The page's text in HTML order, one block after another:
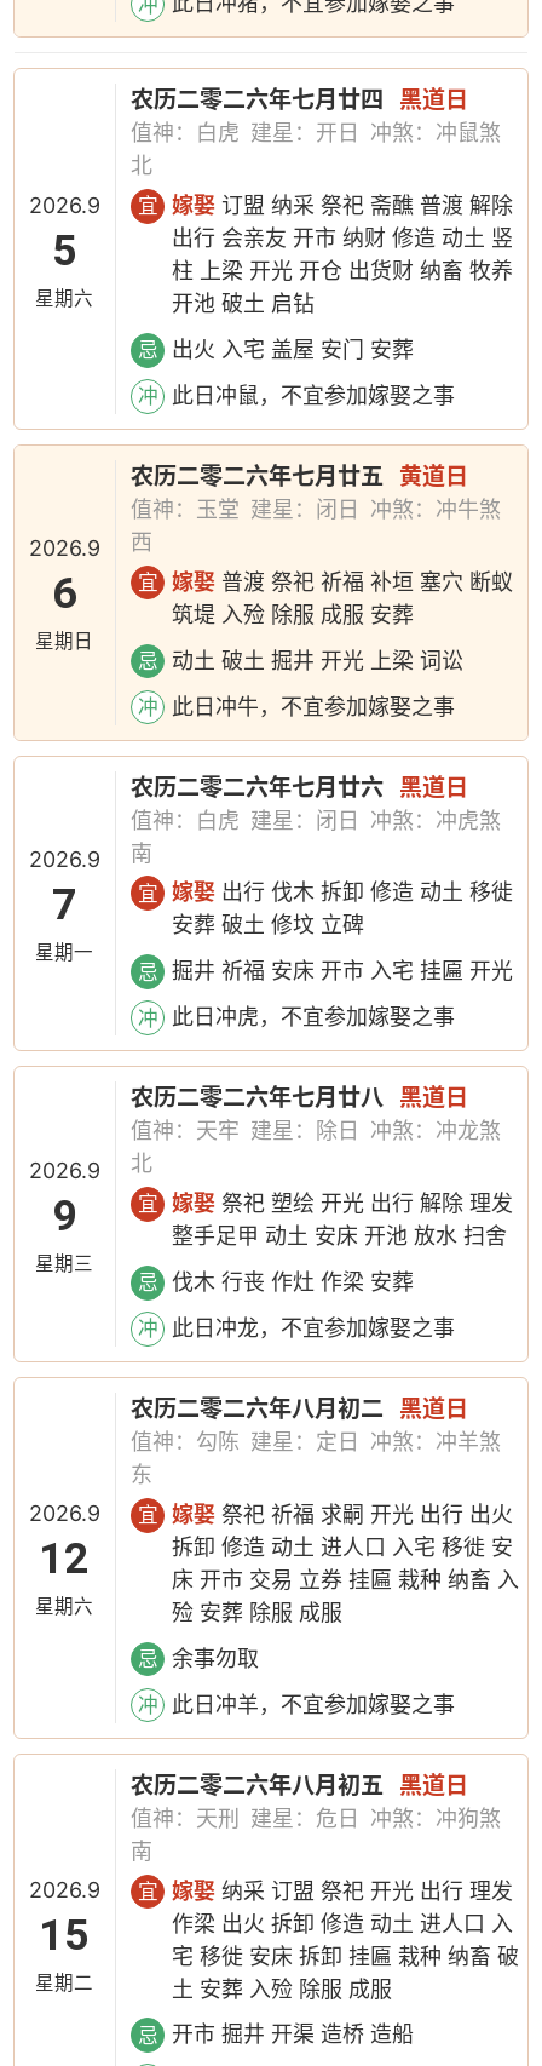
2026.9
5
星期六
农历二零二六年七月廿四 黑道日
值神：白虎 建星：开日
冲煞：冲鼠煞
北
宜 嫁娶 订盟 纳采 祭祀 斋醮 普渡 解除
出行 会亲友 开市 纳财 修造 动土 竖
柱 上梁 开光 开仓 出货财 纳畜 牧养
开池 破土 启钻
忌 出火 入宅 盖屋 安门 安葬
冲 此日冲鼠，不宜参加嫁娶之事
2026.9
6
星期日
农历二零二六年七月廿五 黄道日
值神：玉堂 建星：闭日
冲煞：冲牛煞
西
宜 嫁娶 普渡 祭祀 祈福 补垣 塞穴 断蚁
筑堤 入殓 除服 成服 安葬
忌 动土 破土 掘井 开光 上梁 词讼
冲 此日冲牛，不宜参加嫁娶之事
2026.9
7
星期一
农历二零二六年七月廿六 黑道日
值神：白虎 建星：闭日
冲煞：冲虎煞
南
宜 嫁娶 出行 伐木 拆卸 修造 动土 移徙
安葬 破土 修坟 立碑
忌 掘井 祈福 安床 开市 入宅 挂匾 开光
冲 此日冲虎，不宜参加嫁娶之事
2026.9
9
星期三
农历二零二六年七月廿八 黑道日
值神：天牢 建星：除日
冲煞：冲龙煞
北
宜 嫁娶 祭祀 塑绘 开光 出行 解除 理发
整手足甲 动土 安床 开池 放水 扫舍
忌 伐木 行丧 作灶 作梁 安葬
冲 此日冲龙，不宜参加嫁娶之事
2026.9
12
星期六
农历二零二六年八月初二 黑道日
值神：勾陈 建星：定日
冲煞：冲羊煞
东
宜 嫁娶 祭祀 祈福 求嗣 开光 出行 出火
拆卸 修造 动土 进人口 入宅 移徙 安
床 开市 交易 立券 挂匾 栽种 纳畜 入
殓 安葬 除服 成服
忌 余事勿取
冲 此日冲羊，不宜参加嫁娶之事
2026.9
15
星期二
农历二零二六年八月初五 黑道日
值神：天刑 建星：危日
冲煞：冲狗煞
南
宜 嫁娶 纳采 订盟 祭祀 开光 出行 理发
作梁 出火 拆卸 修造 动土 进人口 入
宅 移徙 安床 拆卸 挂匾 栽种 纳畜 破
土 安葬 入殓 除服 成服
忌 开市 掘井 开渠 造桥 造船